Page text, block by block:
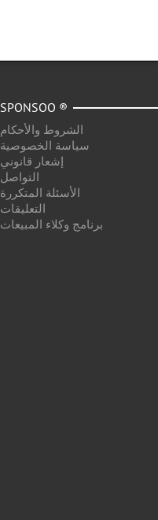
SPONSOO ®
الشروط والأحكام
سياسة الخصوصية
إشعار قانوني
التواصل
الأسئلة المتكررة
التعليقات
برنامج وكلاء المبيعات